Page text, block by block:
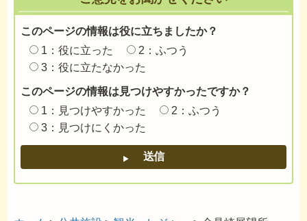
このページの情報は役に立ちましたか？
1：役に立った
2：ふつう
3：役に立たなかった
このページの情報は見つけやすかったですか？
1：見つけやすかった
2：ふつう
3：見つけにくかった